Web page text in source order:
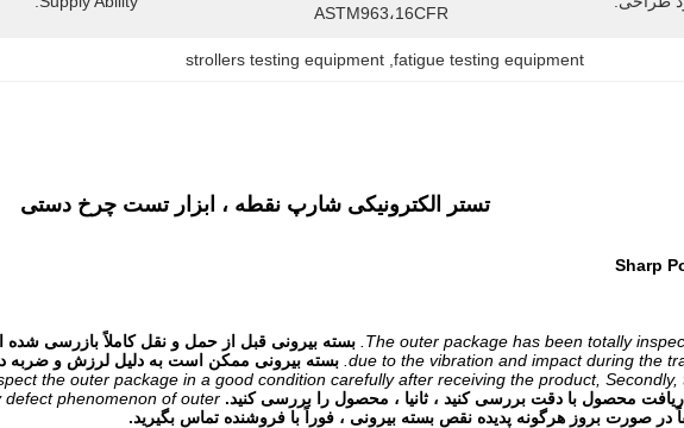
ASTM963،16CFR
fatigue testing equipment
,
strollers testing equipment
تستر الکترونیکی شارپ نقطه ، ابزار تست چرخ دستی
The outer package has been totally بسته بیرونی قبل از حمل و نقل کاملاً بازرسی
due to the vibration and impact during the بسته بیرونی ممکن است به دلیل لرزش و ضربه
the outer package in a good condition carefully after receiving the product, Secondly,
محصول با دقت بررسی کنید ، ثانیا ، محصول را بررسی کنید. phenomenon of outer
در صورت بروز هرگونه پدیده نقص بسته بیرونی ، فوراً با فروشنده تماس بگیرید.